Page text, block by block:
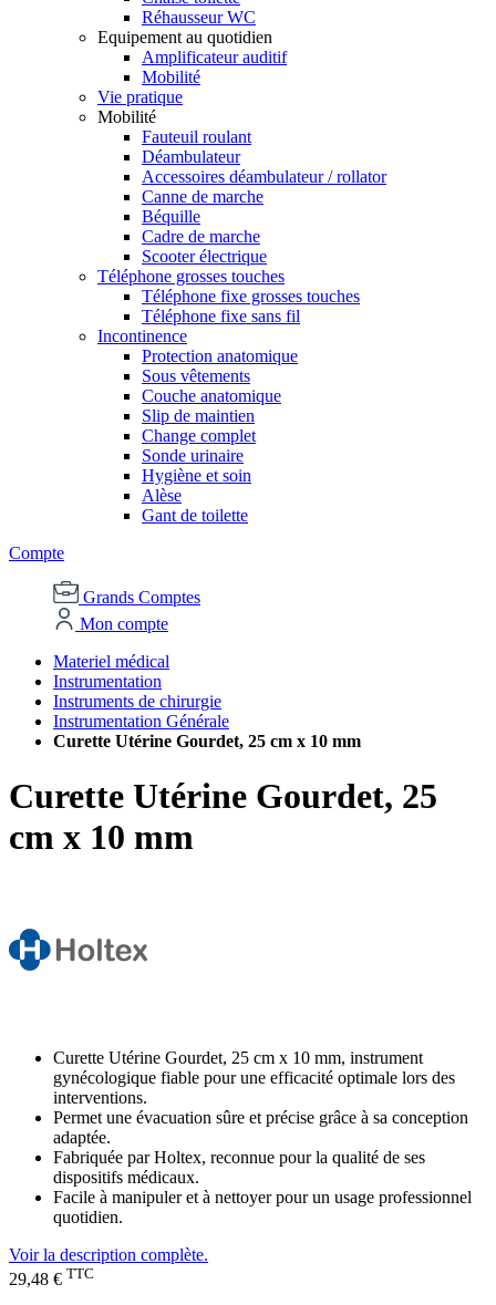
Réhausseur WC
Equipement au quotidien
Amplificateur auditif
Mobilité
Vie pratique
Mobilité
Fauteuil roulant
Déambulateur
Accessoires déambulateur / rollator
Canne de marche
Béquille
Cadre de marche
Scooter électrique
Téléphone grosses touches
Téléphone fixe grosses touches
Téléphone fixe sans fil
Incontinence
Protection anatomique
Sous vêtements
Couche anatomique
Slip de maintien
Change complet
Sonde urinaire
Hygiène et soin
Alèse
Gant de toilette
Compte
Grands Comptes
Mon compte
Materiel médical
Instrumentation
Instruments de chirurgie
Instrumentation Générale
Curette Utérine Gourdet, 25 cm x 10 mm
Curette Utérine Gourdet, 25
cm x 10 mm
Curette Utérine Gourdet, 25 cm x 10 mm, instrument
gynécologique fiable pour une efficacité optimale lors des
interventions.
Permet une évacuation sûre et précise grâce à sa conception
adaptée.
Fabriquée par Holtex, reconnue pour la qualité de ses
dispositifs médicaux.
Facile à manipuler et à nettoyer pour un usage professionnel
quotidien.
Voir la description complète.
29,48 € TTC